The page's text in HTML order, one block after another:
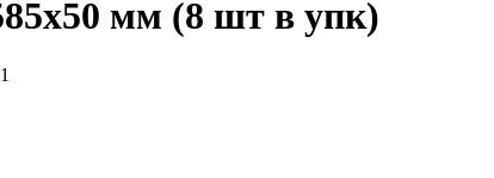
мм (8 шт в упк)